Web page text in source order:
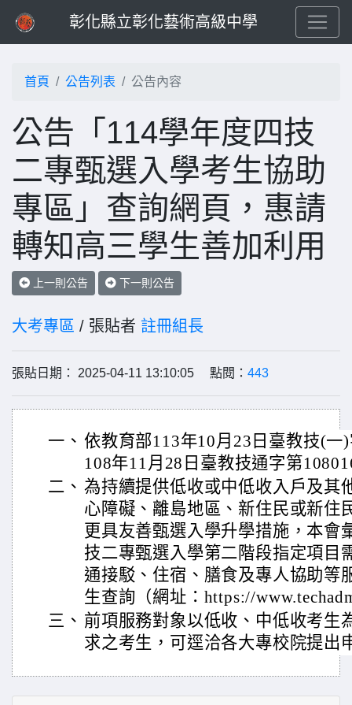
彰化縣立彰化藝術高級中學
首頁 公告列表 公告內容
公告「114學年度四技
二專甄選入學考生協助
專區」查詢網頁，惠請
轉知高三學生善加利用
上一則公告 下一則公告
大考專區 / 張貼者 註冊組長
張貼日期： 2025-04-11 13:10:05 點閱： 443
一、 依教育部113年10月23日臺教技(一
108年11月28日臺教技通字第
二、 為持續提供低收或中低收入戶及其
心障礙、離島地區、新住民或新住
更具友善甄選入學升學措施，本會
技二專甄選入學第二階段指定項目
通接駁、住宿、膳食及專人協助等
生查詢（網址：https://
三、 前項服務對象以低收、中低收考生
求之考生，可逕洽各大專校院提出